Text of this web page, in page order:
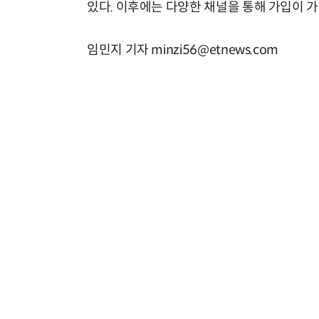
있다. 이후에는 다양한 채널을 통해 가입이
임민지 기자 minzi56@etnews.com